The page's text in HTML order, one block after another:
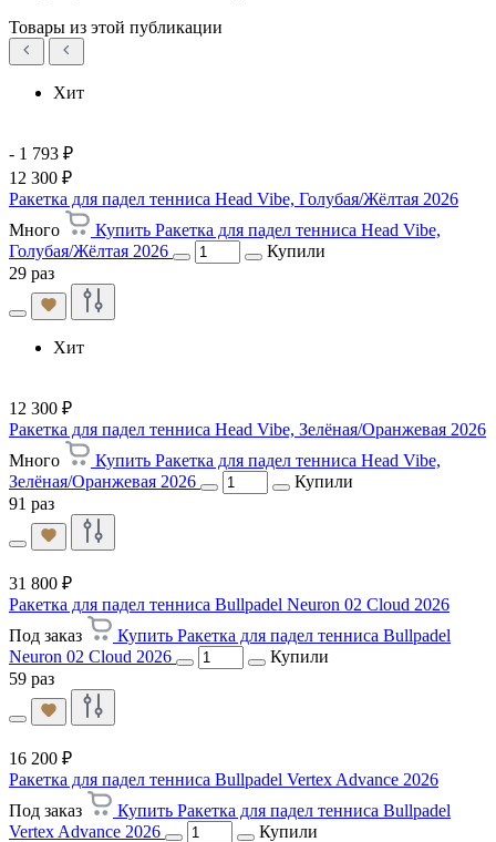
Товары из этой публикации
Хит
- 1 793 ₽
12 300 ₽
Ракетка для падел тенниса Head Vibe, Голубая/Жёлтая 2026
Много
Купить Ракетка для падел тенниса Head Vibe,
Голубая/Жёлтая 2026
Купили
29 раз
Хит
12 300 ₽
Ракетка для падел тенниса Head Vibe, Зелёная/Оранжевая 2026
Много
Купить Ракетка для падел тенниса Head Vibe,
Зелёная/Оранжевая 2026
Купили
91 раз
31 800 ₽
Ракетка для падел тенниса Bullpadel Neuron 02 Cloud 2026
Под заказ
Купить Ракетка для падел тенниса Bullpadel
Neuron 02 Cloud 2026
Купили
59 раз
16 200 ₽
Ракетка для падел тенниса Bullpadel Vertex Advance 2026
Под заказ
Купить Ракетка для падел тенниса Bullpadel
Vertex Advance 2026
Купили